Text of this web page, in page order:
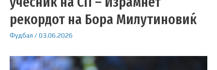
рекордот на Бора Милутиновиќ
Фудбал /03.06.2026